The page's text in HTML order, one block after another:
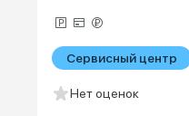
Сервисный центр
Нет оценок